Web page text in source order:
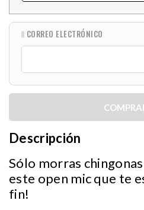
CORREO ELECTRÓNICO
Descripción
Sólo morras
este open mic que te
fin!